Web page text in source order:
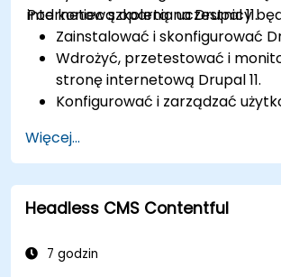
internetową opartą na Drupal 11.
Pod koniec szkolenia uczestnicy
Zainstalować i skonfigurować
Wdrożyć, przetestować i
stronę internetową Drupal 11.
Konfigurować i zarządzać
Optymalizować wydajność
internetowej Drupal 11.
Wykonywać zaplanowane
Wdrażać wiele wersji strony
Więcej...
Headless CMS Contentful
7 godzin